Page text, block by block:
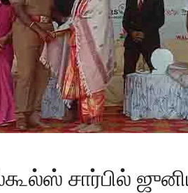
சார்பில்